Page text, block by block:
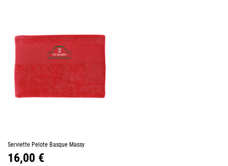
Serviette Pelote Basque Massy
Prix
16,00 €